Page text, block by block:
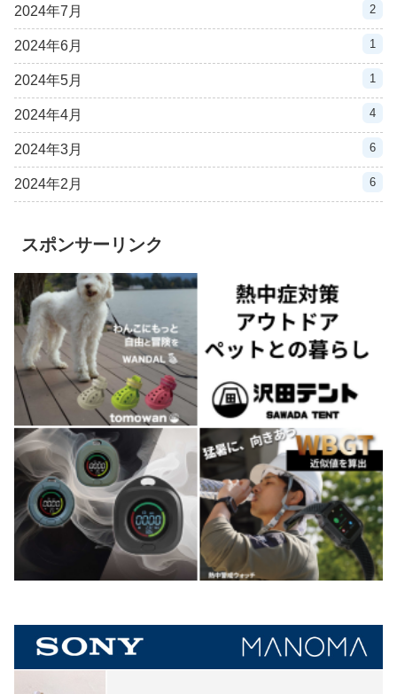
2024年7月 2
2024年6月 1
2024年5月 1
2024年4月 4
2024年3月 6
2024年2月 6
スポンサーリンク